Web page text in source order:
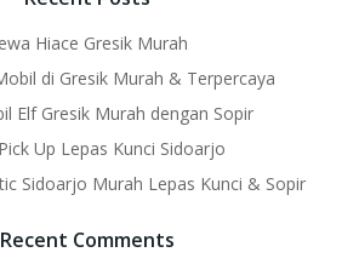
Hiace Gresik Murah
di Gresik Murah & Terpercaya
Elf Gresik Murah dengan Sopir
Up Lepas Kunci Sidoarjo
Sidoarjo Murah Lepas Kunci & Sopir
Recent Comments